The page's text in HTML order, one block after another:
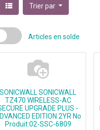
Trier par
Articles en solde
SONICWALL SONICWALL
TZ470 WIRELESS-AC
UPGRADE PLUS -
EDITION 2YR No
Produit:02-SSC-6809